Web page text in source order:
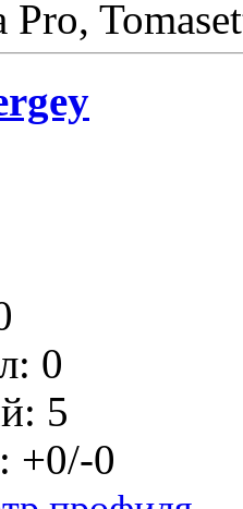
0
5
+0/-0